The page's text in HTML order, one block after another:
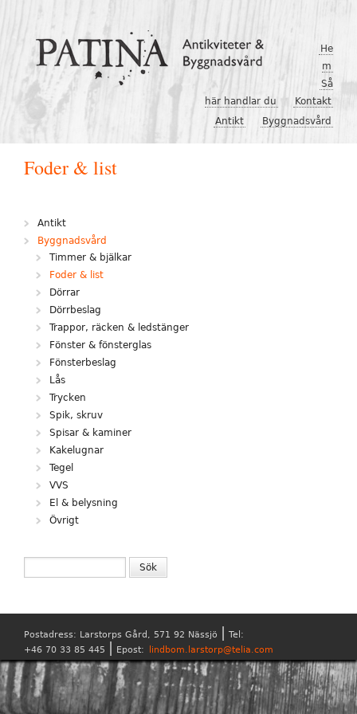
He
m
Så
här handlar du
Kontakt
Antikt
Byggnadsvård
Foder & list
Antikt
Byggnadsvård
Timmer & bjälkar
Foder & list
Dörrar
Dörrbeslag
Trappor, räcken & ledstänger
Fönster & fönsterglas
Fönsterbeslag
Lås
Trycken
Spik, skruv
Spisar & kaminer
Kakelugnar
Tegel
VVS
El & belysning
Övrigt
Postadress: Larstorps Gård, 571 92 Nässjö
Tel:
+46 70 33 85 445
Epost: lindbom.larstorp@telia.com